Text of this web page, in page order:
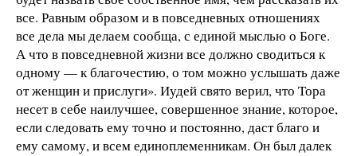
все. Равным образом и в повседневных отношениях
все дела мы делаем сообща, с единой мыслью о Боге.
А что в повседневной жизни все должно сводиться к
одному — к благочестию, о том можно услышать даже
от женщин и прислуги». Иудей свято верил, что Тора
несет в себе наилучшее, совершенное знание, которое,
если следовать ему точно и постоянно, даст благо и
ему самому, и всем единоплеменникам. Он был далек